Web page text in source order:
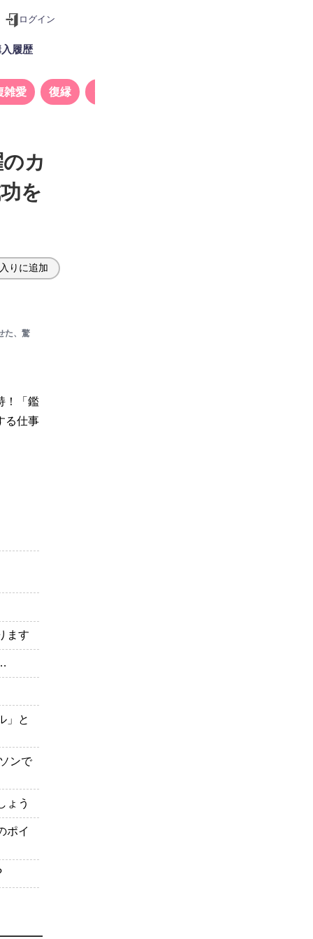
ログイン
入履歴
雑愛 復縁
カ
を
りに追加
た、驚
！「鑑
る仕事
ます
」と
ンで
ょう
ポイ